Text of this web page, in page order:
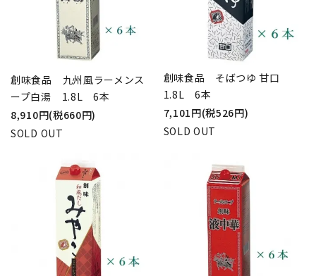
創味食品 九州風ラーメンス
ープ白湯 1.8L 6本
8,910円(税660円)
SOLD OUT
創味食品 そばつゆ 甘口
1.8L 6本
7,101円(税526円)
SOLD OUT